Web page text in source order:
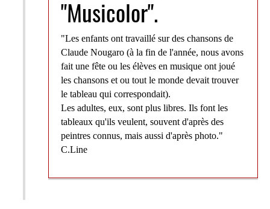
artistes et des poètes réalisent de
nouvelles affiches. Aujourd’hui ce sont
70 affiches qui ont été éditées avec deux
cents signatures d’auteurs et d’artistes. La
médiathèque expose quelques unes de ces
affiches du 4 septembre au 3 octobre
2015.
Laissez-vous séduire par cette aventure
littéraire et artistique …
"Musicolor".
"Les enfants ont travaillé sur des chansons de
Claude Nougaro (à la fin de l'année, nous avons
fait une fête ou les élèves en musique ont joué
les chansons et ou tout le monde devait trouver
le tableau qui correspondait).
Les adultes, eux, sont plus libres. Ils font les
tableaux qu'ils veulent, souvent d'après des
peintres connus, mais aussi d'après photo."
C.Line